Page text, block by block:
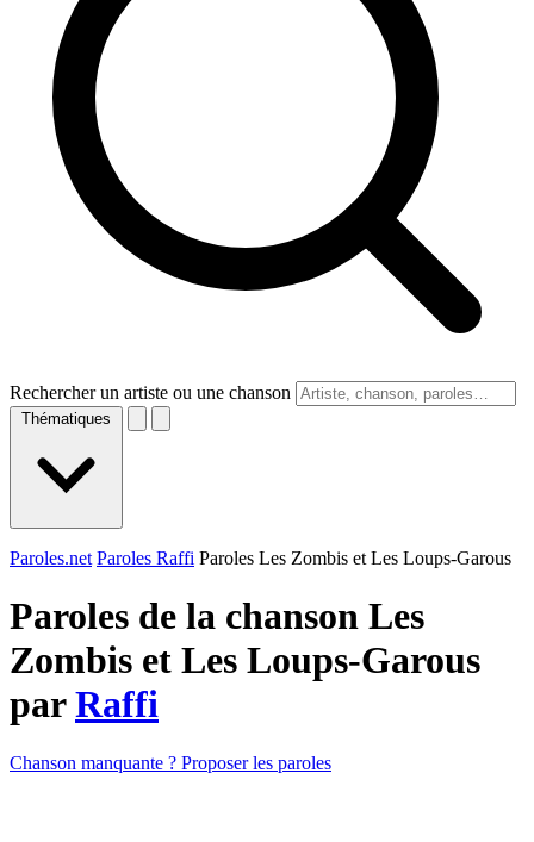
Rechercher un artiste ou une chanson
Thématiques
Paroles.net Paroles Raffi Paroles Les Zombis et Les Loups-Garous
Paroles de la chanson Les
Zombis et Les Loups-Garous
parRaffi
Chanson manquante ? Proposer les paroles